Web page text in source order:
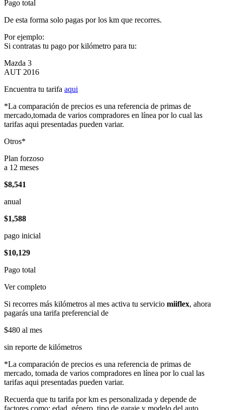
Pago total
De esta forma solo pagas por los km que recorres.
Por ejemplo:
Si contratas tu pago por kilómetro para tu:
Mazda 3
AUT 2016
Encuentra tu tarifa aqui
*La comparación de precios es una referencia de primas de
mercado,tomada de varios compradores en línea por lo cual las
tarifas aqui presentadas pueden variar.
Otros*
Plan forzoso
a 12 meses
$8,541
anual
$1,588
pago inicial
$10,129
Pago total
Ver completo
Si recorres más kilómetros al mes activa tu servicio miiflex, ahora
pagarás una tarifa preferencial de
$480 al mes
sin reporte de kilómetros
*La comparación de precios es una referencia de primas de
mercado, tomada de varios compradores en línea por lo cual las
tarifas aqui presentadas pueden variar.
Recuerda que tu tarifa por km es personalizada y depende de
factores como: edad, género, tipo de garaje y modelo del auto.